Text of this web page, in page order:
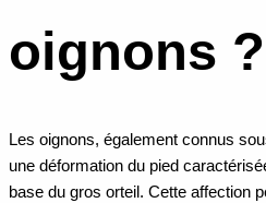
oignons ?
Les oignons, également connus
une déformation du pied
base du gros orteil. Cette affection